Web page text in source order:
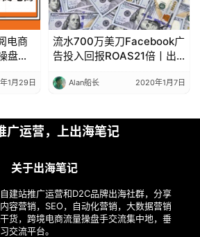
电商
盘手
1月29日
流水700万美刀Facebook广
告投入回报ROAS21倍丨出
Alan船长 2020年1月7日
广运营，上出海笔记
关于出海笔记
建站推广运营和D2C品牌出海社群，分享
容营销，SEO，自动化营销，大数据营销
货，跨境电商流量操盘手交流集中地，垂
交流平台。